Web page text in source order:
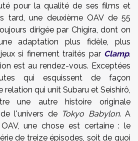
pour la qualité de ses films et
tard, une deuxième OAV de 55
dirigée par Chigira, dont on
adaptation plus fidèle, plus
si finement traités par Clamp.
est au rendez-vous. Exceptées
qui esquissent de façon
qui unit Subaru et Seishirô,
une autre histoire originale
l'univers de Tokyo Babylon. A
une chose est certaine : le
de treize épisodes, soit de quoi